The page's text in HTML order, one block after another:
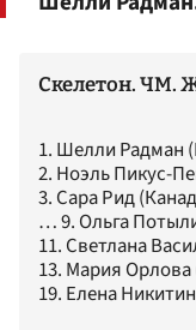
Скелетон. ЧМ.
1. Шелли Радман
2. Ноэль Пикус-
3. Сара Рид
… 9. Ольга
11. Светлана
13. Мария
19. Елена